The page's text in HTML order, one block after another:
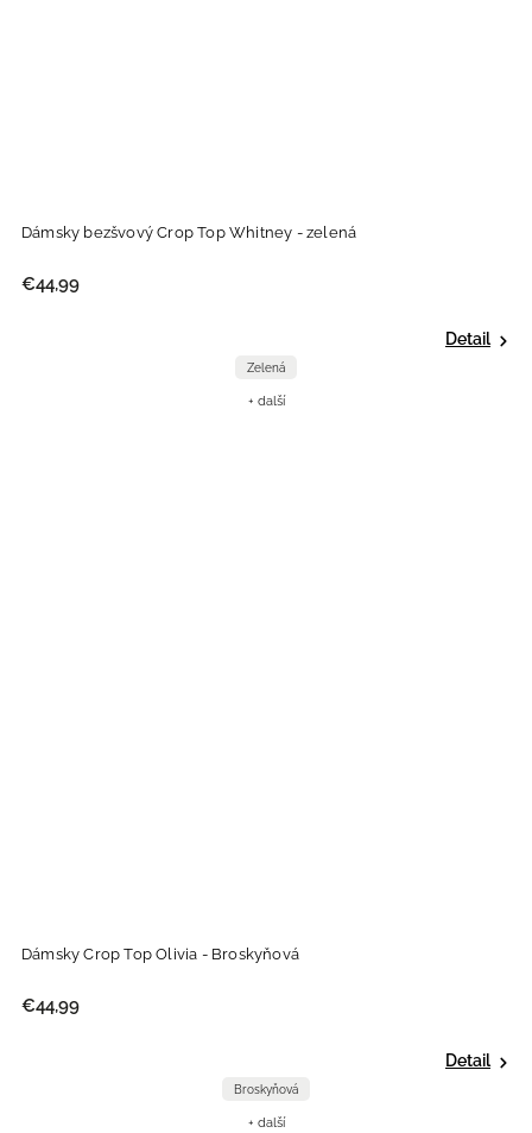
Dámsky bezšvový Crop Top Whitney - zelená
€44,99
Detail
Zelená
+ další
Dámsky Crop Top Olivia - Broskyňová
€44,99
Detail
Broskyňová
+ další